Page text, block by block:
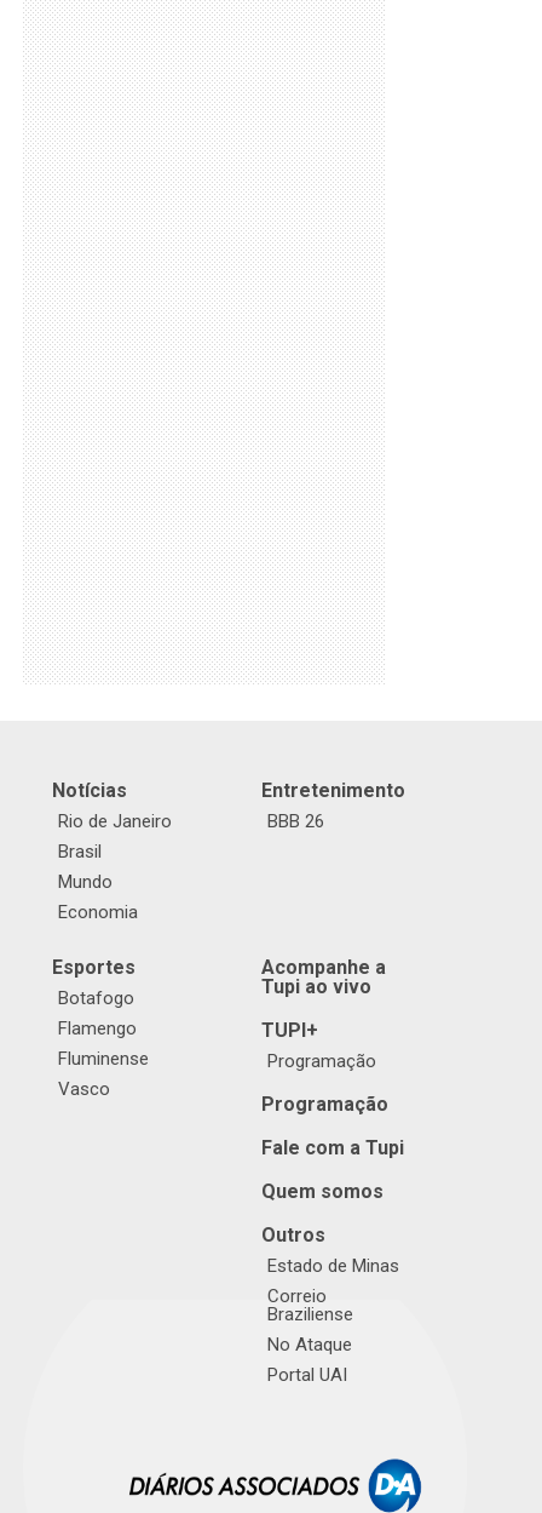
Notícias
Rio de Janeiro
Brasil
Mundo
Economia
Entretenimento
BBB 26
Esportes
Botafogo
Flamengo
Fluminense
Vasco
Acompanhe a
Tupi ao vivo
TUPI+
Programação
Programação
Fale com a Tupi
Quem somos
Outros
Estado de Minas
Correio
Braziliense
No Ataque
Portal UAI